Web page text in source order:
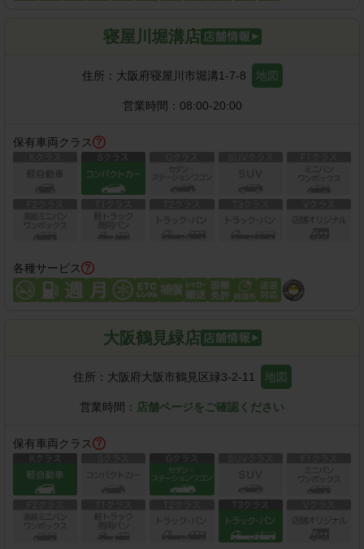
寝屋川堀溝店
住所： 大阪府寝屋川市堀溝1-7-8 地図
営業時間： 08:00-20:00
保有車両クラス
各種サービス
大阪鶴見緑店
住所： 大阪府大阪市鶴見区緑3-2-11 地図
営業時間： 店舗ページをご確認ください
保有車両クラス